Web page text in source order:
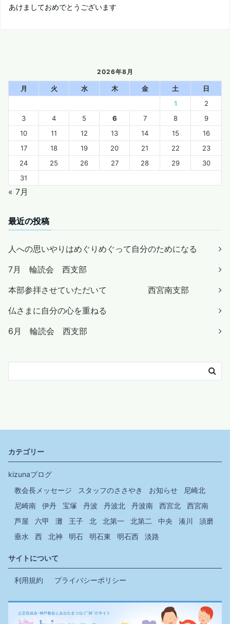
あけましておめでとうございます
2026年8月
月 火 水 木 金 土
日
1
2
3
4 5 6 7 8
9
10
11 12 13 14 15
16
17
18 19 20 21 22
23
24
25 26 27 28 29
30
31
« 7月
最近の投稿
人への思いやりはめぐりめぐって自分のためになる
7月 輪読会 西支部
本部参拝させていただいて 西宮南支部
仏さまに自分の心を重ねる
6月 輪読会 西支部
カテゴリー
kizunaブログ
教会長メッセージ
スタッフのささやき お知らせ
尼崎北
尼崎南
伊丹 宝塚 丹波 丹波北 丹波南 西宮北
西宮南
芦屋
六甲 灘 王子 北 北第一 北第二 中央 湊川
須磨
垂水
西 北神 明石 明石東 明石西 淡路
サイトについて
利用規約 プライバシーポリシー